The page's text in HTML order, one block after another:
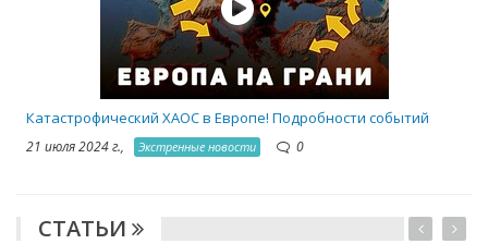
Катастрофический ХАОС в Европе! Подробности событий
21 июля 2024 г., Экстренные новости 0
СТАТЬИ